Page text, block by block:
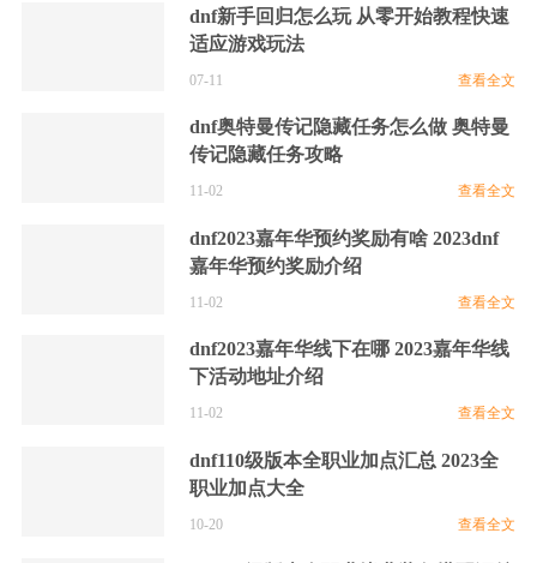
dnf新手回归怎么玩 从零开始教程快速
适应游戏玩法
07-11 查看全文
dnf奥特曼传记隐藏任务怎么做 奥特曼
传记隐藏任务攻略
11-02 查看全文
dnf2023嘉年华预约奖励有啥 2023dnf
嘉年华预约奖励介绍
11-02 查看全文
dnf2023嘉年华线下在哪 2023嘉年华线
下活动地址介绍
11-02 查看全文
dnf110级版本全职业加点汇总 2023全
职业加点大全
10-20 查看全文